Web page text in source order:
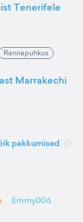
Tenerifele
Rannapuhkus
Marrakechi
pakkumised
Emmy006